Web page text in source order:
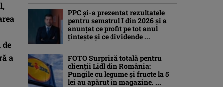
de
a
PPC și-a prezentat rezultatele
pentru semstrul I din 2026 și a
anunțat ce profit pe tot anul
țintește și ce dividende ...
FOTO Surpriză totală pentru
clienții Lidl din România:
Pungile cu legume și fructe la 5
lei au apărut în magazine. ...